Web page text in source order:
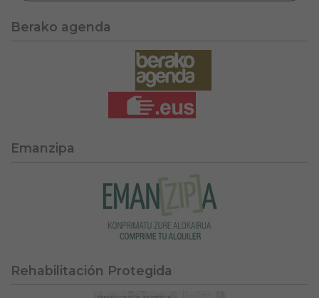
Berako agenda
Emanzipa
Rehabilitación Protegida